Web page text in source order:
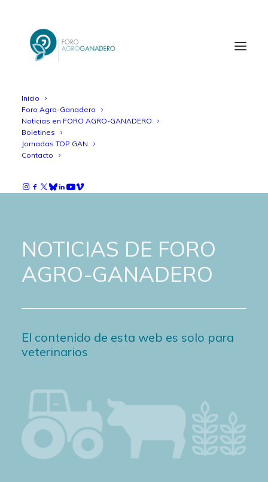
Inicio
Foro Agro-Ganadero
Noticias en FORO AGRO-GANADERO
Boletines
Jornadas TOP GAN
Contacto
NOTICIAS DE FORO
AGRO-GANADERO
El contenido de esta web es solo para
veterinarios